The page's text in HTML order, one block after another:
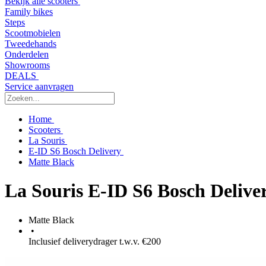
Family bikes
Steps
Scootmobielen
Tweedehands
Onderdelen
Showrooms
DEALS
Service aanvragen
Home
Scooters
La Souris
E-ID S6 Bosch Delivery
Matte Black
La Souris E-ID S6 Bosch
Matte Black
•
Inclusief deliverydrager t.w.v. €200